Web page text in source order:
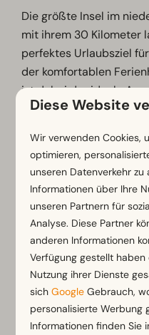
Die größte Insel im
mit ihrem 30 Kilometer
perfektes Urlaubsziel
der komfortablen
ist dabei der ideale
Erkundung dieser
Natur pur auf
und Wälder
Auf Texel kannst du
Spaziergang oder
die schöne Natur
vielfältige Landschaft
überraschen: In
grünen Wäldern oder
Nationalpark Duinen
sein. Texel bietet dabei
Diese Website
Wir verwenden Cookies,
optimieren,
unseren Datenverkehr
Informationen über Ihre
unseren Partnern für
Analyse. Diese Partner
anderen Informationen
Verfügung gestellt
Nutzung ihrer Dienste
sichGoogle Gebrauch,
personalisierte Werbung
Informationen finden Sie